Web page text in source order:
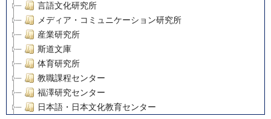
言語文化研究所
メディア・コミュニケーション研究所
産業研究所
斯道文庫
体育研究所
教職課程センター
福澤研究センター
日本語・日本文化教育センター